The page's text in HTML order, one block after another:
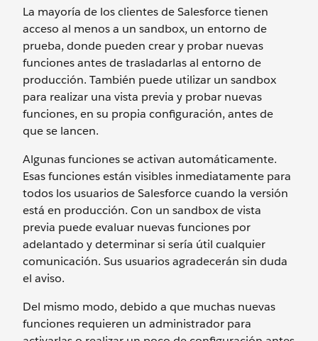
La mayoría de los clientes de Salesforce tienen
acceso al menos a un sandbox, un entorno de
prueba, donde pueden crear y probar nuevas
funciones antes de trasladarlas al entorno de
producción. También puede utilizar un sandbox
para realizar una vista previa y probar nuevas
funciones, en su propia configuración, antes de
que se lancen.
Algunas funciones se activan automáticamente.
Esas funciones están visibles inmediatamente para
todos los usuarios de Salesforce cuando la versión
está en producción. Con un sandbox de vista
previa puede evaluar nuevas funciones por
adelantado y determinar si sería útil cualquier
comunicación. Sus usuarios agradecerán sin duda
el aviso.
Del mismo modo, debido a que muchas nuevas
funciones requieren un administrador para